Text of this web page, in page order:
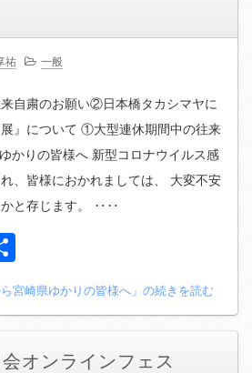
祐 一般
自粛のお願い②日本橋タカシマヤに
』について ①大型連休期間中の往来
かりの皆様へ 新型コロナウイルス感
、皆様におかれましては、 大変不安
かと存じます。 ‥‥
有
宮崎県ゆかりの皆様へ」の続きを読む
オンラインフェス